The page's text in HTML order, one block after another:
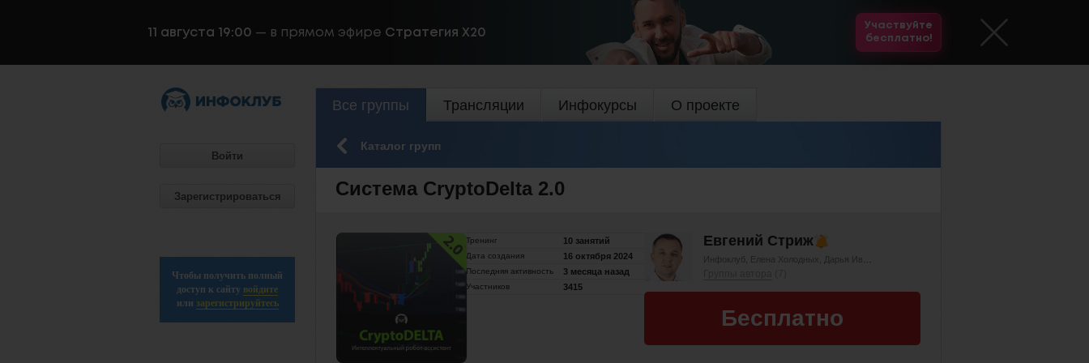
11 августа 19:00 — в прямом эфире Стратегия Х20
Участвуйте
бесплатно!
Войти
Зарегистрироваться
Чтобы получить полный
доступ к сайту войдите
или зарегистрируйтесь
Все группы Трансляции Инфокурсы О проекте
Каталог групп
Система CryptoDelta 2.0
Тренинг 10 занятий
Дата создания 16 октября 2024
Последняя активность 3 месяца назад
Участников 3415
Евгений Стриж
Инфоклуб Елена Холодных Дарья Иванова
Бесплатно